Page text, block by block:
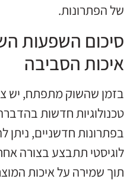
של הפתרונות.
סיכום השפעות
איכות הסביבה
בזמן שהשוק מתפתח, יש
טכנולוגיות חדשות
בפתרונות חדשניים,
לוגיסטי תתבצע בצורה
תוך שמירה על איכות